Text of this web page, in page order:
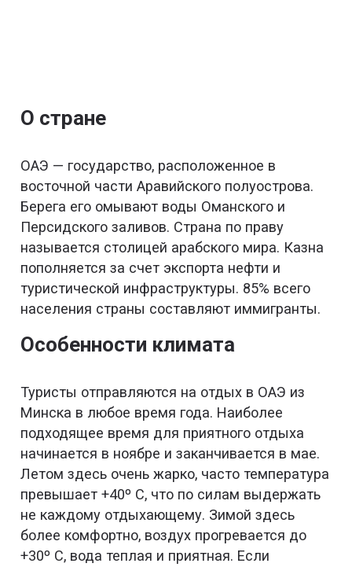
О стране
ОАЭ — государство, расположенное в
восточной части Аравийского полуострова.
Берега его омывают воды Оманского и
Персидского заливов. Страна по праву
называется столицей арабского мира. Казна
пополняется за счет экспорта нефти и
туристической инфраструктуры. 85% всего
населения страны составляют иммигранты.
Особенности климата
Туристы отправляются на отдых в ОАЭ из
Минска в любое время года. Наиболее
подходящее время для приятного отдыха
начинается в ноябре и заканчивается в мае.
Летом здесь очень жарко, часто температура
превышает +40º С, что по силам выдержать
не каждому отдыхающему. Зимой здесь
более комфортно, воздух прогревается до
+30º С, вода теплая и приятная. Если